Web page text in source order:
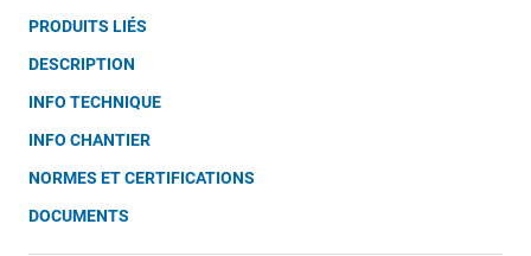
PRODUITS LIÉS
DESCRIPTION
INFO TECHNIQUE
INFO CHANTIER
NORMES ET CERTIFICATIONS
DOCUMENTS